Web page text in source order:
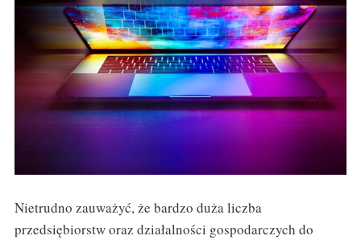
Nietrudno zauważyć, że bardzo duża liczba
przedsiębiorstw oraz działalności gospodarczych do